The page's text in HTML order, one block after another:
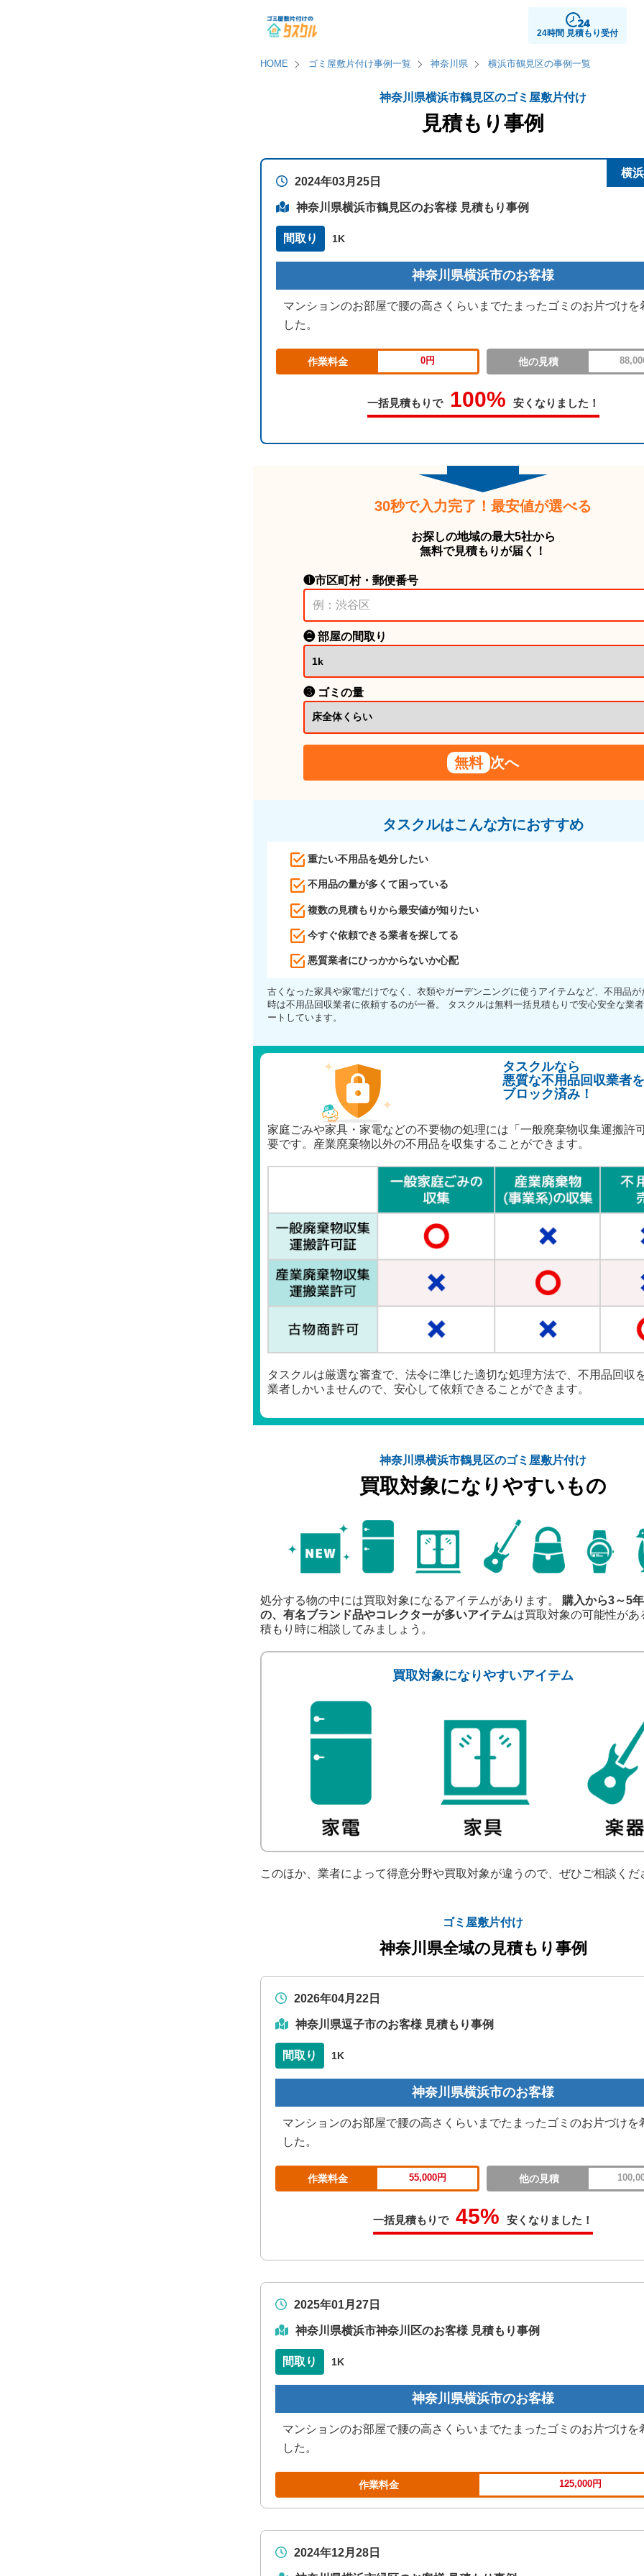
24時間 見積もり受付
HOME ゴミ屋敷片付け事例一覧 神奈川県 横浜市鶴見区の事例一覧
神奈川県横浜市鶴見区のゴミ屋敷片付け
見積もり事例
横
2024年03月25日
神奈川県横浜市鶴見区のお客様 見積もり事例
間取り 1K
神奈川県横浜市のお客様
マンションのお部屋で腰の高さくらいまでたまったゴミのお片づけを
した。
作業料金 0円 他の見積
一括見積もりで 100% 安くなりました！
30秒で入力完了！最安値が選べる
お探しの地域の最大5社から
無料で見積もりが届く！
❶市区町村・郵便番号
❷ 部屋の間取り
❸ ゴミの量
無料 次へ
タスクルはこんな方におすすめ
重たい不用品を処分したい
不用品の量が多くて困っている
複数の見積もりから最安値が知りたい
今すぐ依頼できる業者を探してる
悪質業者にひっかからないか心配
古くなった家具や家電だけでなく、衣類やガーデンニングに使うアイテムなど、不用品が
時は不用品回収業者に依頼するのが一番。 タスクルは無料一括見積もりで安心安全な業
ートしています。
タスクルなら
悪質な不用品回収業者を
ブロック済み！
家庭ごみや家具・家電などの不要物の処理には「一般廃棄物収集運搬許
要です。産業廃棄物以外の不用品を収集することができます。
タスクルは厳選な審査で、法令に準じた適切な処理方法で、不用品回収
業者しかいませんので、安心して依頼できることができます。
神奈川県横浜市鶴見区のゴミ屋敷片付け
買取対象になりやすいもの
処分する物の中には買取対象になるアイテムがあります。 購入から3～5
の、有名ブランド品やコレクターが多いアイテムは買取対象の可能性があ
積もり時に相談してみましょう。
買取対象になりやすいアイテム
このほか、業者によって得意分野や買取対象が違うので、ぜひご相談くだ
ゴミ屋敷片付け
神奈川県全域の見積もり事例
2026年04月22日
神奈川県逗子市のお客様 見積もり事例
間取り 1K
神奈川県横浜市のお客様
マンションのお部屋で腰の高さくらいまでたまったゴミのお片づけを
した。
作業料金 55,000円 他の見積
一括見積もりで 45% 安くなりました！
2025年01月27日
神奈川県横浜市神奈川区のお客様 見積もり事例
間取り 1K
神奈川県横浜市のお客様
マンションのお部屋で腰の高さくらいまでたまったゴミのお片づけを
した。
作業料金 125,000円
2024年12月28日